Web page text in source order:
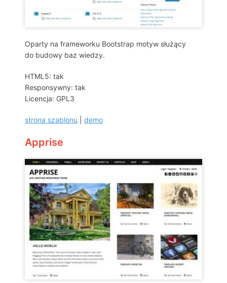
Oparty na frameworku Bootstrap motyw służący
do budowy baz wiedzy.
HTML5: tak
Responsywny: tak
Licencja: GPL3
strona szablonu demo
Apprise